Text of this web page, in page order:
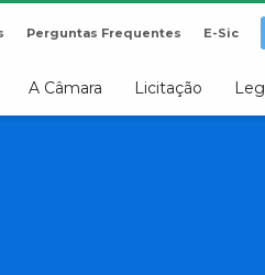
Perguntas Frequentes E-Sic
A Câmara Licitação